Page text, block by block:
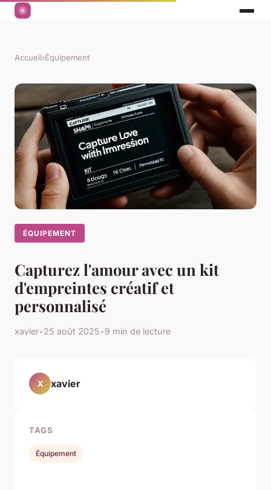
Accueil›Équipement
ÉQUIPEMENT
Capturez l'amour avec un kit
d'empreintes créatif et
personnalisé
xavier•25 août 2025•9 min de lecture
X xavier
TAGS
Équipement